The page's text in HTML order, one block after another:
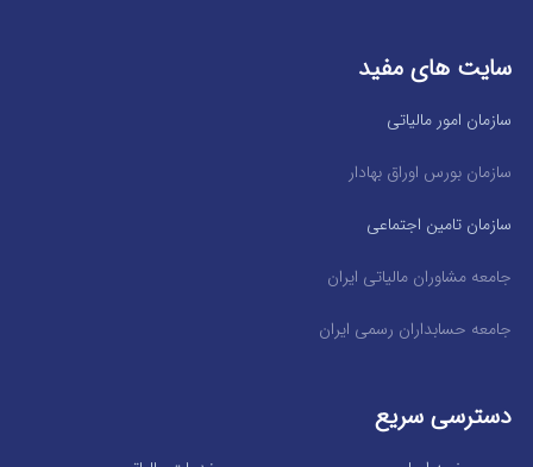
سایت های مفید
سازمان امور مالیاتی
سازمان بورس اوراق بهادار
سازمان تامین اجتماعی
جامعه مشاوران مالیاتی ایران
جامعه حسابداران رسمی ایران
دسترسی سریع